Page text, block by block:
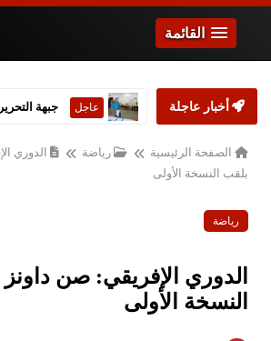
القائمة
أخبار عاجلة عاجل
الصفحة الرئيسية رياضة
الدوري
بلقب النسخة الأولى
رياضة
الدوري الإفريقي: صن
النسخة الأولى